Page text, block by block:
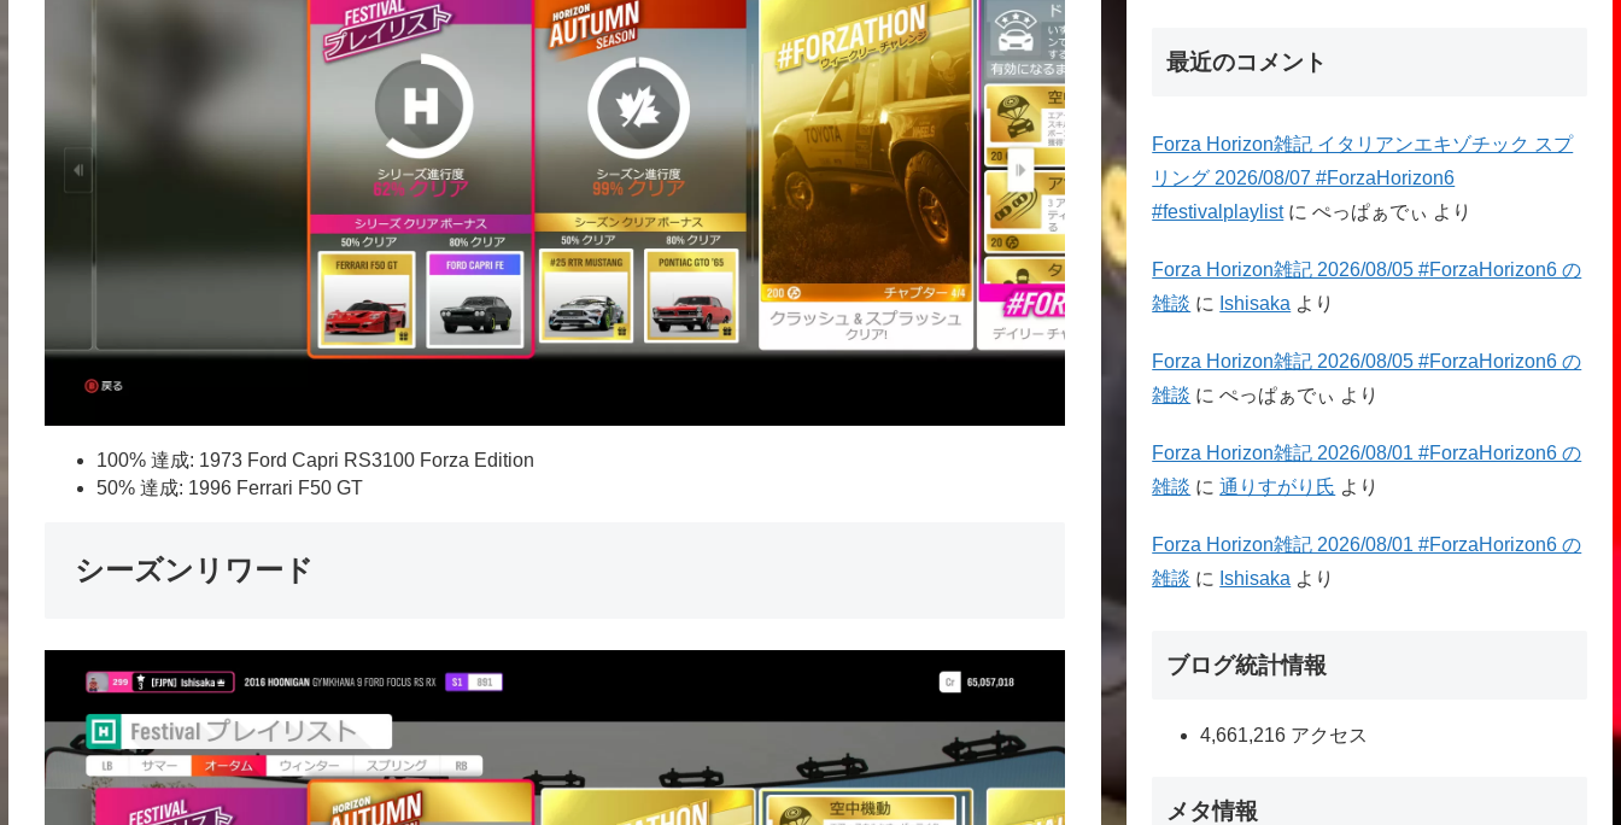
100% 達成: 1973 Ford Capri RS3100 Forza Edition
50% 達成: 1996 Ferrari F50 GT
シーズンリワード
最近のコメント
Forza Horizon雑記 イタリアンエキゾチック スプ
リング 2026/08/07 #ForzaHorizon6
#festivalplaylistにぺっぱぁでぃ より
Forza Horizon雑記 2026/08/05 #ForzaHorizon6 の
雑談 に Ishisaka より
Forza Horizon雑記 2026/08/05 #ForzaHorizon6 の
雑談 にぺっぱぁでぃ より
Forza Horizon雑記 2026/08/01 #ForzaHorizon6 の
雑談 に通りすがり氏 より
Forza Horizon雑記 2026/08/01 #ForzaHorizon6 の
雑談 に Ishisaka より
ブログ統計情報
4,661,216 アクセス
メタ情報